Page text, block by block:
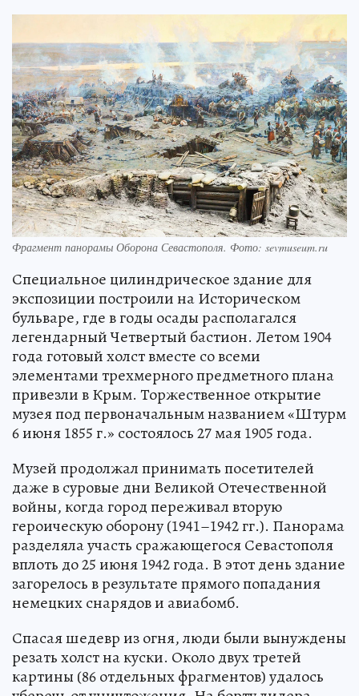
Фрагмент панорамы Оборона Севастополя. Фото: sevmuseum.ru
Специальное цилиндрическое здание для
экспозиции построили на Историческом
бульваре, где в годы осады располагался
легендарный Четвертый бастион. Летом 1904
года готовый холст вместе со всеми
элементами трехмерного предметного плана
привезли в Крым. Торжественное открытие
музея под первоначальным названием «Штурм
6 июня 1855 г.» состоялось 27 мая 1905 года.
Музей продолжал принимать посетителей
даже в суровые дни Великой Отечественной
войны, когда город переживал вторую
героическую оборону (1941–1942 гг.). Панорама
разделяла участь сражающегося Севастополя
вплоть до 25 июня 1942 года. В этот день здание
загорелось в результате прямого попадания
немецких снарядов и авиабомб.
Спасая шедевр из огня, люди были вынуждены
резать холст на куски. Около двух третей
картины (86 отдельных фрагментов) удалось